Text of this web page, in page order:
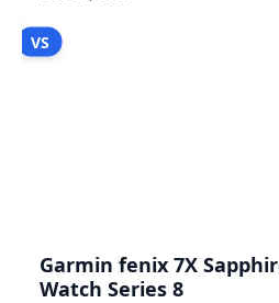
VS
Garmin fenix 7X
Watch Series 8